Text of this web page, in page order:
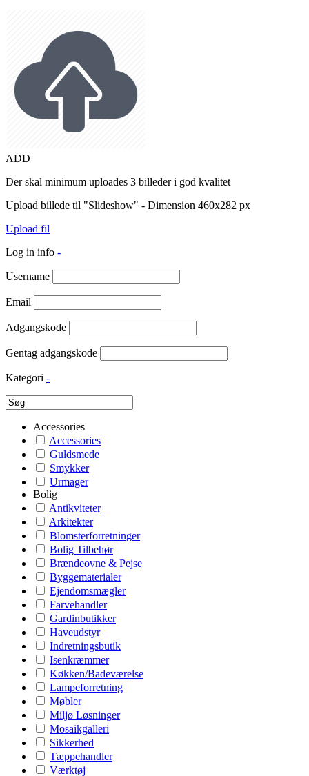
ADD
Der skal minimum uploades 3 billeder i god kvalitet
Upload billede til "Slideshow" - Dimension 460x282 px
Upload fil
Log in info -
Username
Email
Adgangskode
Gentag adgangskode
Kategori -
Accessories
Accessories
Guldsmede
Smykker
Urmager
Bolig
Antikviteter
Arkitekter
Blomsterforretninger
Bolig Tilbehør
Brændeovne & Pejse
Byggematerialer
Ejendomsmægler
Farvehandler
Gardinbutikker
Haveudstyr
Indretningsbutik
Isenkræmmer
Køkken/Badeværelse
Lampeforretning
Møbler
Miljø Løsninger
Mosaikgalleri
Sikkerhed
Tæppehandler
Værktøj